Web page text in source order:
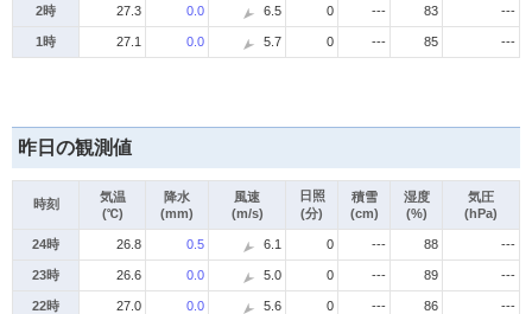
2時 27.3 0.0 6.5 0 --- 83 ---
1時 27.1 0.0 5.7 0 --- 85 ---
昨日の観測値
時刻
気温
(℃)
降水
(mm)
風速
(m/s)
日照
(分)
積雪
(cm)
湿度
(%)
気圧
(hPa)
24時 26.8 0.5 6.1 0 --- 88 ---
23時 26.6 0.0 5.0 0 --- 89 ---
22時 27.0 0.0 5.6 0 --- 86 ---